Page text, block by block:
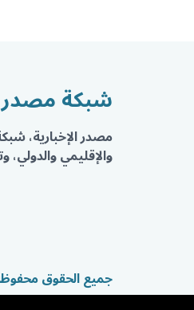
شبكة مصدر
مصدر الإخبارية،
والإقليمي
جميع الحقوق محفوظة